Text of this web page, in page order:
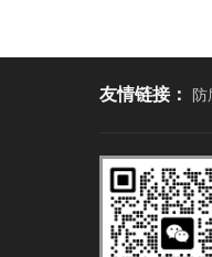
友情链接：